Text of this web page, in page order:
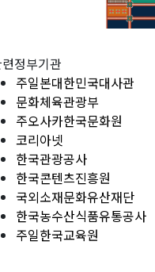
정부기관
주일본대한민국대사관
문화체육관광부
주오사카한국문화원
코리아넷
한국관광공사
한국콘텐츠진흥원
국외소재문화유산재단
한국농수산식품유통공사
주일한국교육원